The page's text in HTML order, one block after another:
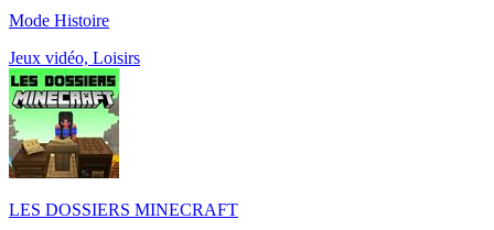
Mode Histoire
Jeux vidéo, Loisirs
LES DOSSIERS MINECRAFT